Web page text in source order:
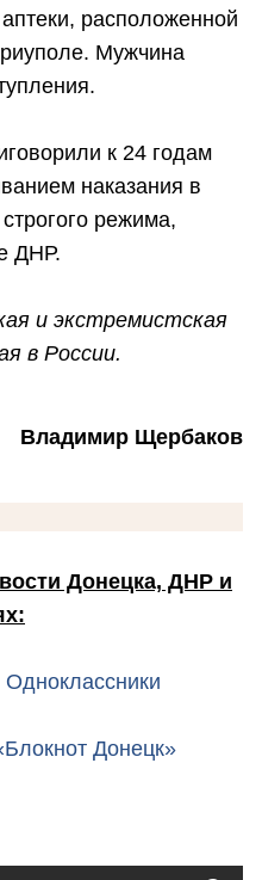
расположенной
Мужчина
к 24 годам
наказания в
режима,
ДНР.
и экстремистская
в России.
Владимир Щербаков
Донецка, ДНР и
Одноклассники
Донецк»